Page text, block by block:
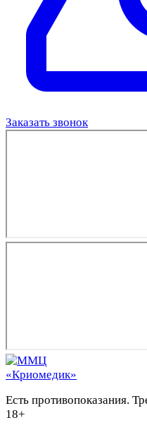
Заказать звонок
Есть противопоказания.
18+